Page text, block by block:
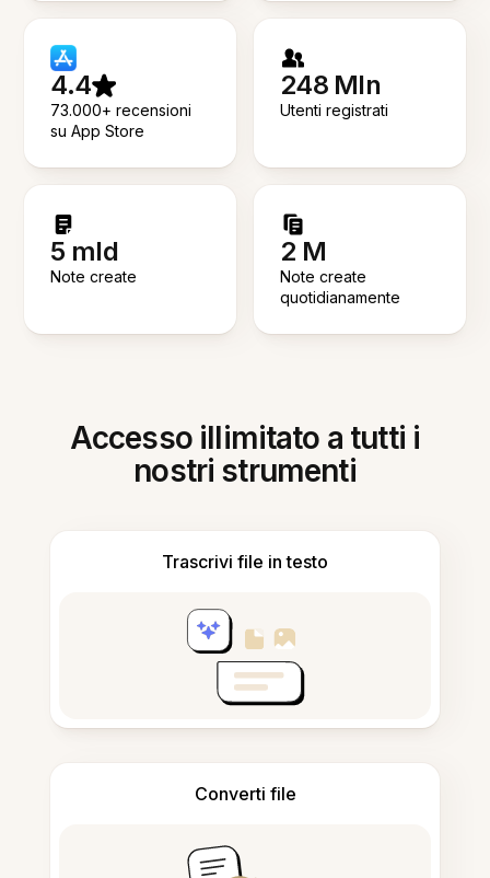
4.4
73.000+ recensioni
su App Store
248 Mln
Utenti registrati
5 mld
Note create
2 M
Note create
quotidianamente
Accesso illimitato a tutti i
nostri strumenti
Trascrivi file in testo
Converti file